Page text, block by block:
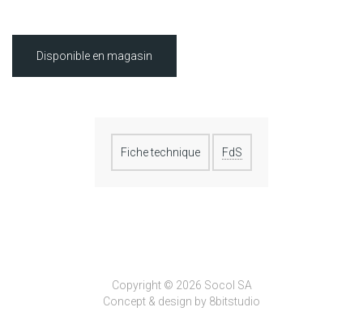
Disponible en magasin
Fiche technique FdS
Copyright © 2026 Socol SA
Concept & design by 8bitstudio